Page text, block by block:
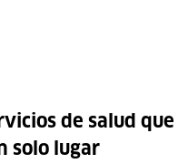
de salud que
solo lugar